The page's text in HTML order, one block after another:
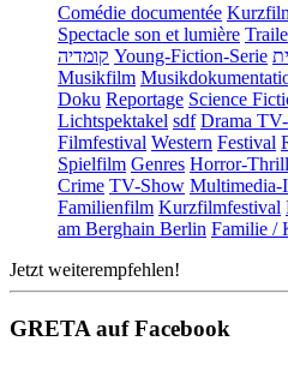
Comédie documentée
Spectacle son et lumière
קומדיה Young-Fiction-Serie
Musikfilm
Doku Reportage Science
Lichtspektakel sdf Drama
Filmfestival Western Festival
Spielfilm Genres Horror-
Crime TV-Show Multimedia-
Familienfilm Kurzfilmfestival
am Berghain Berlin Familie /
Jetzt weiterempfehlen!
GRETA auf Facebook